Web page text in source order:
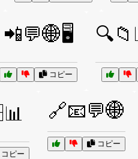
📲💬🌐🖥️
コピー
ピー
🔗📧💬🌐
コピー